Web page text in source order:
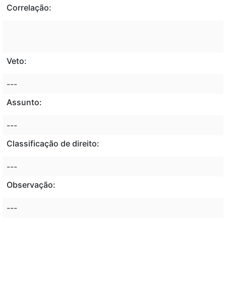
Correlação:
Veto:
---
Assunto:
---
Classificação de direito:
---
Observação:
---